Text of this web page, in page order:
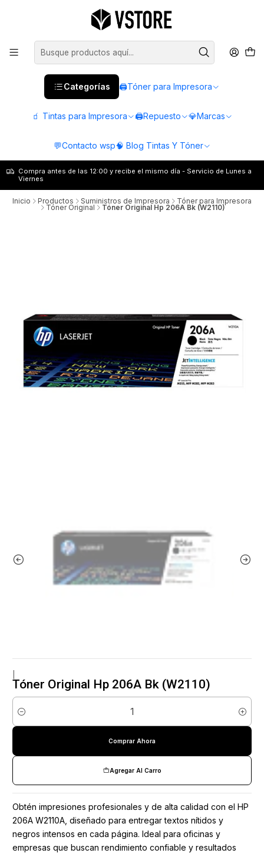
Categorías 🖨️Tóner para Impresora
🧃 Tintas para Impresora 🖨️Repuesto 💎Marcas
💬Contacto wsp🧠 Blog Tintas Y Tóner
Compra antes de las 12:00 y recibe el mismo día - Servicio de Lunes a
Viernes
Inicio Productos Suministros de Impresora Tóner para Impresora
Tóner Original Tóner Original Hp 206A Bk (W2110)
Tóner Original Hp 206A Bk (W2110)
Cantidad
Agregar Al Carro
Comprar Ahora
Obtén impresiones profesionales y de alta calidad con el HP
206A W2110A, diseñado para entregar textos nítidos y
negros intensos en cada página. Ideal para oficinas y
empresas que buscan rendimiento confiable y resultados